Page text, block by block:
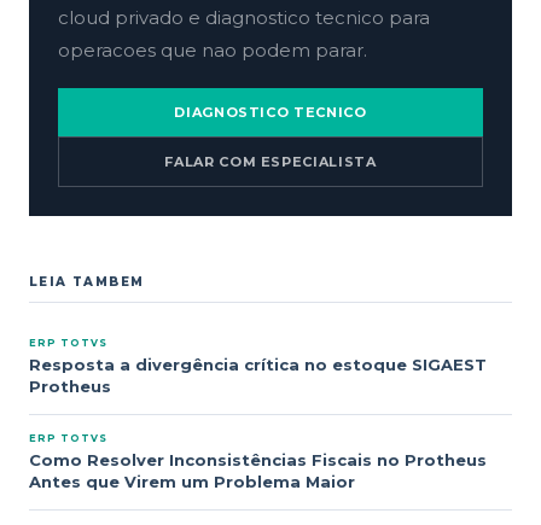
cloud privado e diagnostico tecnico para
operacoes que nao podem parar.
DIAGNOSTICO TECNICO
FALAR COM ESPECIALISTA
LEIA TAMBEM
ERP TOTVS
Resposta a divergência crítica no estoque SIGAEST
Protheus
ERP TOTVS
Como Resolver Inconsistências Fiscais no Protheus
Antes que Virem um Problema Maior